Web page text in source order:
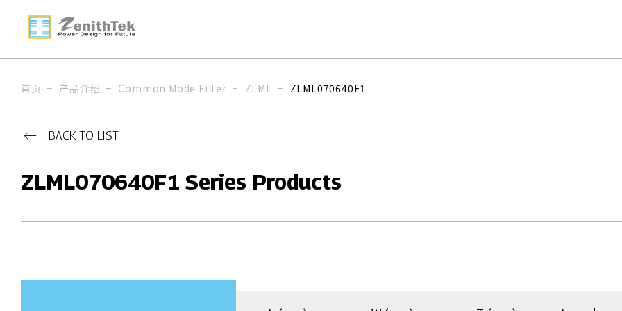
首页 产品介绍 Common Mode Filter ZLML ZLML070640F1
BACK TO LIST
ZLML070640F1 Series Products